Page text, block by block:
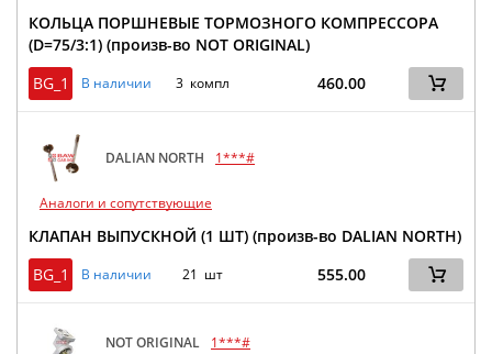
КОЛЬЦА ПОРШНЕВЫЕ ТОРМОЗНОГО КОМПРЕССОРА
(D=75/3:1) (произв-во NOT ORIGINAL)
BG_1
В наличии 3 компл 460.00
DALIAN NORTH 1***#
Аналоги и сопутствующие
КЛАПАН ВЫПУСКНОЙ (1 ШТ) (произв-во DALIAN NORTH)
BG_1
В наличии 21 шт 555.00
NOT ORIGINAL 1***#